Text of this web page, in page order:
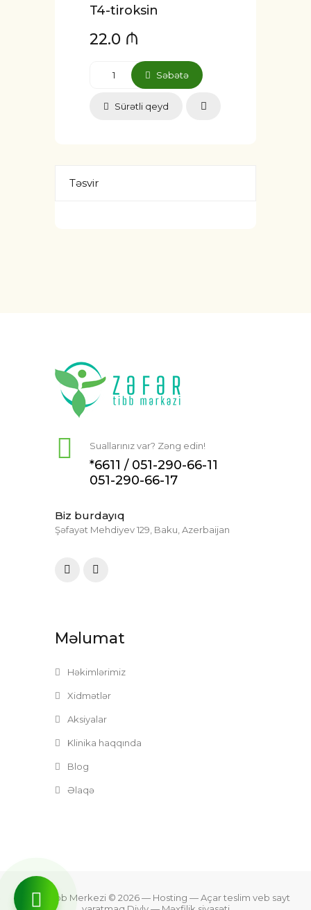
T4-tiroksin
22.0 ₼
Səbətə
Sürətli qeyd
Təsvir
Suallarınız var? Zəng edin!
*6611 / 051-290-66-11
051-290-66-17
Biz burdayıq
Şəfayət Mehdiyev 129, Baku, Azerbaijan
Məlumat
Həkimlərimiz
Xidmətlər
Aksiyalar
Klinika haqqında
Blog
Əlaqə
Zefer Tibb Merkezi © 2026— Hosting —Açar teslim veb sayt